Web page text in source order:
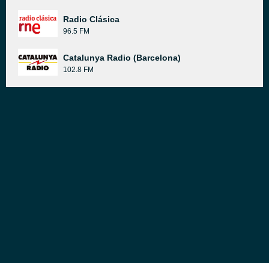
Radio Clásica
96.5 FM
Catalunya Radio (Barcelona)
102.8 FM